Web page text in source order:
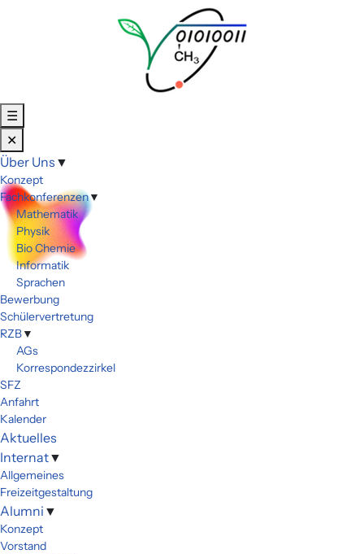
☰
✕
Über Uns ▼
Konzept
Fachkonferenzen▼
Mathematik
Physik
Bio Chemie
Informatik
Sprachen
Bewerbung
Schülervertretung
RZB▼
AGs
Korrespondezzirkel
SFZ
Anfahrt
Kalender
Aktuelles
Internat▼
Allgemeines
Freizeitgestaltung
Alumni ▼
Konzept
Vorstand